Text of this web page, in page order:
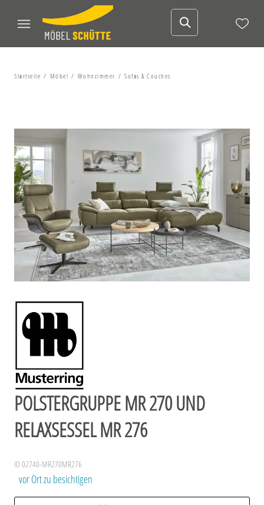
Startseite Möbel Wohnzimmer Sofas & Couches
POLSTERGRUPPE MR 270 UND
RELAXSESSEL MR 276
ID 02740-MR270MR276
vor Ort zu besichtigen